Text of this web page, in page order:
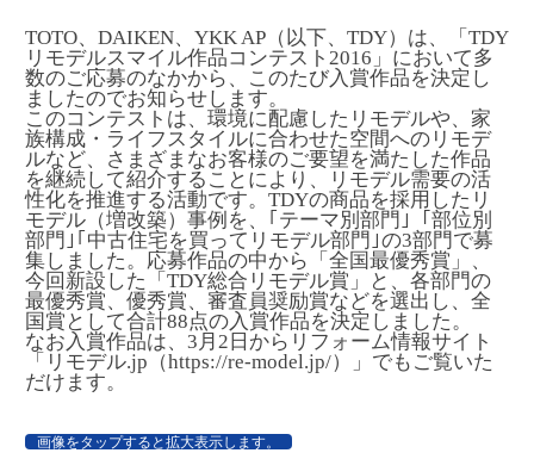
TOTO、DAIKEN、YKK AP（以下、TDY）は、「TDY
リモデルスマイル作品コンテスト2016」において多
数のご応募のなかから、このたび入賞作品を決定し
ましたのでお知らせします。
このコンテストは、環境に配慮したリモデルや、家
族構成・ライフスタイルに合わせた空間へのリモデ
ルなど、さまざまなお客様のご要望を満たした作品
を継続して紹介することにより、リモデル需要の活
性化を推進する活動です。TDYの商品を採用したリ
モデル（増改築）事例を、｢テーマ別部門｣「部位別
部門｣｢中古住宅を買ってリモデル部門｣の3部門で募
集しました。応募作品の中から「全国最優秀賞」、
今回新設した「TDY総合リモデル賞」と、各部門の
最優秀賞、優秀賞、審査員奨励賞などを選出し、全
国賞として合計88点の入賞作品を決定しました。
なお入賞作品は、3月2日からリフォーム情報サイト
「 リモデル.jp（https://re-model.jp/）
」でもご覧いた
だけます。
画像をタップすると拡大表示します。